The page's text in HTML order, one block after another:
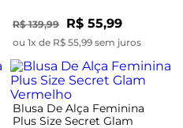
R$ 139,99 R$ 55,99
ou 1x de R$ 55,99 sem juros
Blusa De Alça Feminina
Plus Size Secret Glam